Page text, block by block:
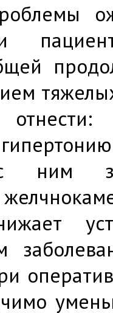
ним